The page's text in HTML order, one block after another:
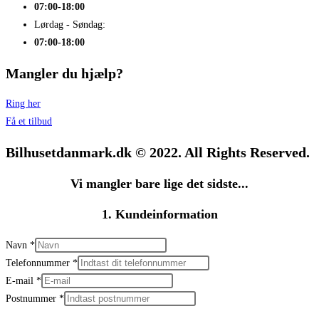
07:00-18:00
Lørdag - Søndag:
07:00-18:00
Mangler du hjælp?
Ring her
Få et tilbud
Bilhusetdanmark.dk © 2022. All Rights Reserved.
Vi mangler bare lige det sidste...
1. Kundeinformation
Navn *
Telefonnummer *
E-mail *
Postnummer *